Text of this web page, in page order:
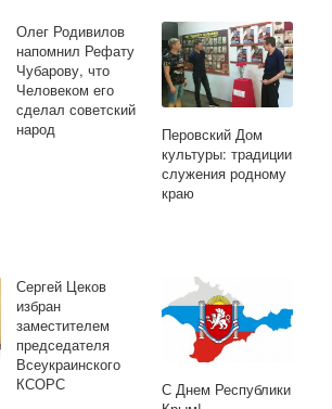
Олег Родивилов
напомнил Рефату
Чубарову, что
Человеком его
сделал советский
народ
Перовский Дом
культуры: традиции
служения родному
краю
Сергей Цеков
избран
заместителем
председателя
Всеукраинского
КСОРС
С Днем Республики